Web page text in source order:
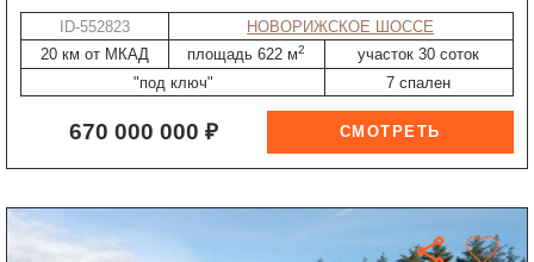
ID-552823
НОВОРИЖСКОЕ ШОССЕ
20 км от МКАД
площадь 622 м2
участок 30 соток
"под ключ"
7 спален
670 000 000 ₽